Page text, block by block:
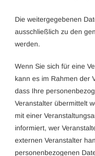
Die weitergegebenen
ausschließlich zu den
werden.
Wenn Sie sich für eine
kann es im Rahmen der
dass Ihre
Veranstalter übermittelt
mit einer
informiert, wer
externen Veranstalter
personenbezogenen